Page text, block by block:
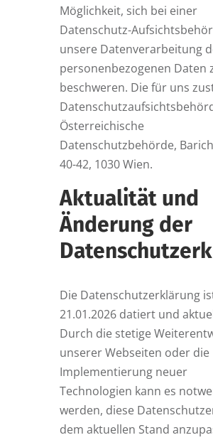
Möglichkeit, sich bei einer
Datenschutz-
unsere Datenverarbeitung
personenbezogenen Daten
beschweren. Die für uns
Österreichische
Datenschutzbehörde,
40-42, 1030 Wien.
Aktualität und
Änderung der
Die Datenschutzerklärung
21.01.2026 datiert und
Durch die stetige
unserer Webseiten oder die
Implementierung neuer
Technologien kann es
werden, diese
dem aktuellen Stand